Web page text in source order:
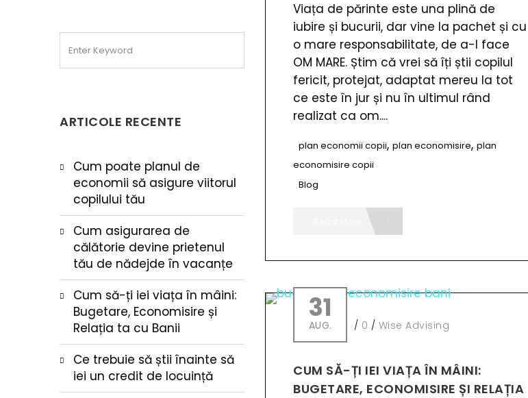
Viața de părinte este una plină de
iubire și bucurii, dar vine la pachet și cu
o mare responsabilitate, de a-l face
OM MARE. Știm că vrei să îți știi copilul
fericit, protejat, adaptat mereu la tot
ce este în jur și nu în ultimul rând
realizat ca om....
plan economii copii, plan economisire, plan
economisire copii
Blog
31
AUG. / 0 / Wise Advising
CUM SĂ-ȚI IEI VIAȚA ÎN MÂINI:
BUGETARE, ECONOMISIRE ȘI RELAȚIA
ARTICOLE RECENTE
Cum poate planul de
economii să asigure viitorul
copilului tău
Cum asigurarea de
călătorie devine prietenul
tău de nădejde în vacanțe
Cum să-ți iei viața în mâini:
Bugetare, Economisire și
Relația ta cu Banii
Ce trebuie să știi înainte să
iei un credit de locuință